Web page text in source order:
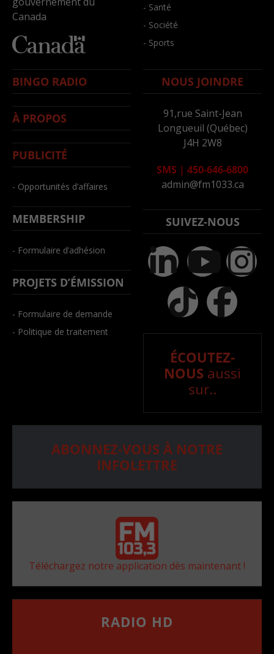
Canada
- Santé
- Société
- Sports
BINGO RADIO
À PROPOS
PUBLICITÉ
- Opportunités d’affaires
MEMBERSHIP
- Formulaire d’adhésion
PROJETS D’ÉMISSION
- Formulaire de demande
- Politique de traitement
NOUS JOINDRE
91,rue Saint-Jean
Longueuil (Québec)
J4H 2W8
SMS | 450-646-6800
admin@fm1033.ca
SUIVEZ-NOUS
ÉCOUTEZ-
NOUS aussi
sur..
ABONNEZ-VOUS À NOTRE
INFOLETTRE
Téléchargez notre application dès maintenant !
RADIO HD